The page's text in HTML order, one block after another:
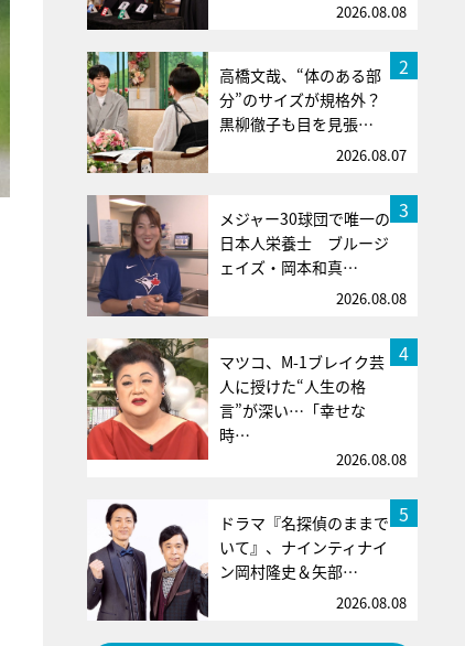
2026.08.08
2
高橋文哉、“体のある部
分”のサイズが規格外？
黒柳徹子も目を見張…
2026.08.07
3
メジャー30球団で唯一の
日本人栄養士 ブルージ
ェイズ・岡本和真…
2026.08.08
4
マツコ、M-1ブレイク芸
人に授けた“人生の格
言”が深い…「幸せな
時…
2026.08.08
5
ドラマ『名探偵のままで
いて』、ナインティナイ
ン岡村隆史＆矢部…
2026.08.08